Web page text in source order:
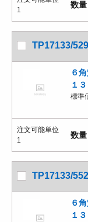
1
数量
TP17133/
６
１
標準
注文可能単位
1
数量
TP17133/
６
１